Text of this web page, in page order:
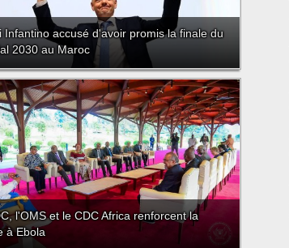
Infantino accusé d'avoir promis la finale du
2030 au Maroc
l'OMS et le CDC Africa renforcent la
à Ebola